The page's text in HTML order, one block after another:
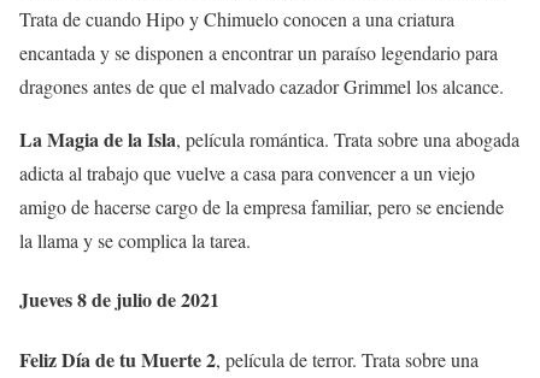
Trata de cuando Hipo y Chimuelo conocen a una criatura
encantada y se disponen a encontrar un paraíso legendario para
dragones antes de que el malvado cazador Grimmel los alcance.
La Magia de la Isla, película romántica. Trata sobre una abogada
adicta al trabajo que vuelve a casa para convencer a un viejo
amigo de hacerse cargo de la empresa familiar, pero se enciende
la llama y se complica la tarea.
Jueves 8 de julio de 2021
Feliz Día de tu Muerte 2, película de terror. Trata sobre una